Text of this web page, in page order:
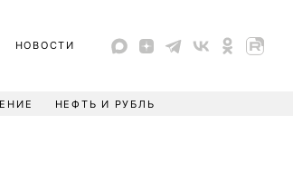
НОВОСТИ
НЕФТЬ И РУБЛЬ